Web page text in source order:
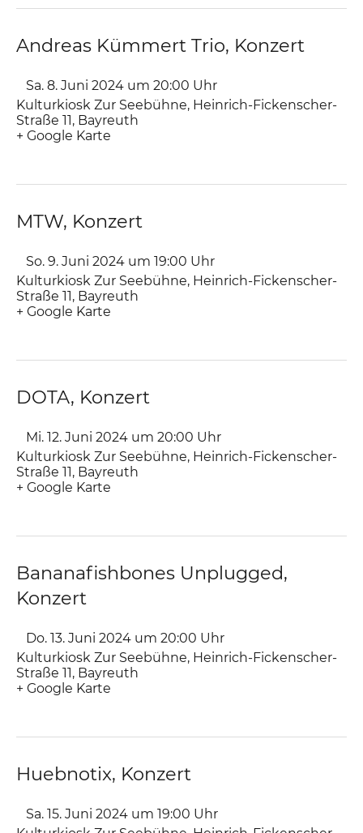
Andreas Kümmert Trio, Konzert
Sa. 8. Juni 2024 um 20:00 Uhr
Kulturkiosk Zur Seebühne, Heinrich-Fickenscher-
Straße 11 Bayreuth
+ Google Karte
MTW, Konzert
So. 9. Juni 2024 um 19:00 Uhr
Kulturkiosk Zur Seebühne, Heinrich-Fickenscher-
Straße 11 Bayreuth
+ Google Karte
DOTA, Konzert
Mi. 12. Juni 2024 um 20:00 Uhr
Kulturkiosk Zur Seebühne, Heinrich-Fickenscher-
Straße 11 Bayreuth
+ Google Karte
Bananafishbones Unplugged,
Konzert
Do. 13. Juni 2024 um 20:00 Uhr
Kulturkiosk Zur Seebühne, Heinrich-Fickenscher-
Straße 11 Bayreuth
+ Google Karte
Huebnotix, Konzert
Sa. 15. Juni 2024 um 19:00 Uhr